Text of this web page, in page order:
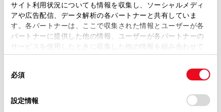
サイト利用状況についても情報を収集し、ソーシャルメディ
アや広告配信、データ解析の各パートナーと共有していま
す。各パートナーは、ここで収集された情報とユーザーが各
パートナーに提供した他の情報、ユーザーが各パートナーの
サービスを使用したときに収集した他の情報を組み合わせて
使用することがあります。当ウェブサイトの使用を続行する
デバイスにすべてのCookie(クッキー)が保存されることに同
意したことになります。Cookie(クッキー)のオプトアウト、
必須
設定情報
この販売店のウェブサイトはこちら
営業日カレンダー